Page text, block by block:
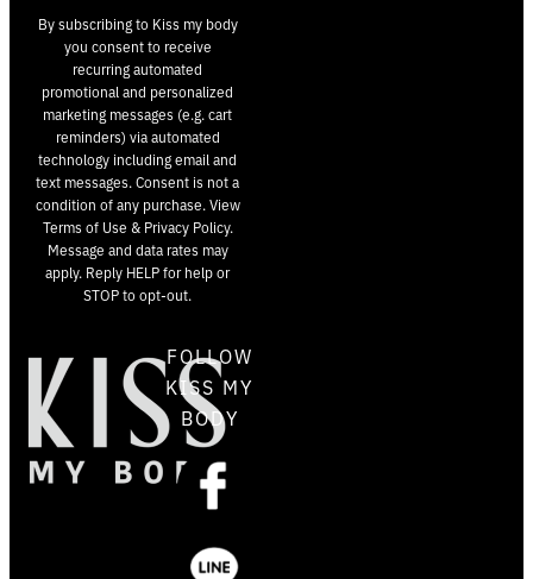
By subscribing to Kiss my body
you consent to receive
recurring automated
promotional and personalized
marketing messages (e.g. cart
reminders) via automated
technology including email and
text messages. Consent is not a
condition of any purchase. View
Terms of Use & Privacy Policy.
Message and data rates may
apply. Reply HELP for help or
STOP to opt-out.
FOLLOW
KISS MY
BODY